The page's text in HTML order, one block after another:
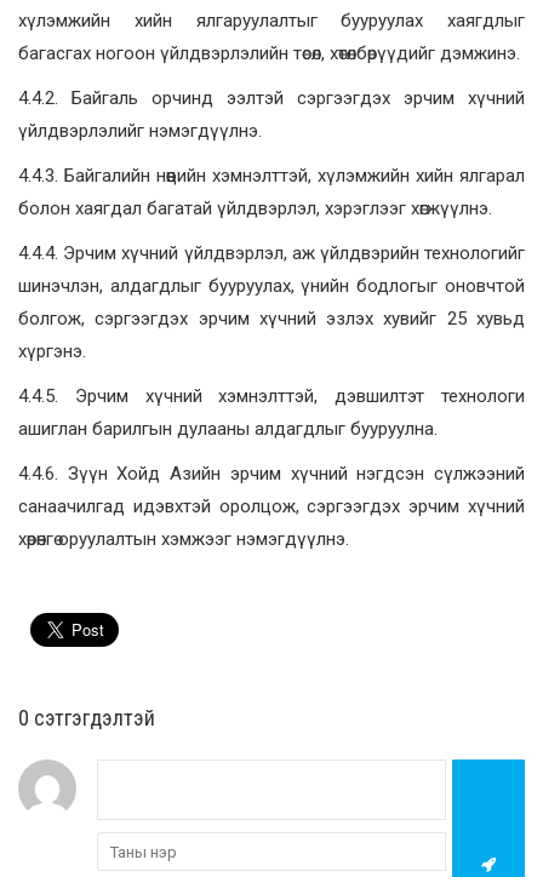
хүлэмжийн хийн ялгаруулалтыг бууруулах хаягдлыг
багасгах ногоон үйлдвэрлэлийн төсөл, хөтөлбөрүүдийг дэмжинэ.
4.4.2. Байгаль орчинд ээлтэй сэргээгдэх эрчим хүчний
үйлдвэрлэлийг нэмэгдүүлнэ.
4.4.3. Байгалийн нөөцийн хэмнэлттэй, хүлэмжийн хийн ялгарал
болон хаягдал багатай үйлдвэрлэл, хэрэглээг хөгжүүлнэ.
4.4.4. Эрчим хүчний үйлдвэрлэл, аж үйлдвэрийн технологийг
шинэчлэн, алдагдлыг бууруулах, үнийн бодлогыг оновчтой
болгож, сэргээгдэх эрчим хүчний эзлэх хувийг 25 хувьд
хүргэнэ.
4.4.5. Эрчим хүчний хэмнэлттэй, дэвшилтэт технологи
ашиглан барилгын дулааны алдагдлыг бууруулна.
4.4.6. Зүүн Хойд Азийн эрчим хүчний нэгдсэн сүлжээний
санаачилгад идэвхтэй оролцож, сэргээгдэх эрчим хүчний
хөрөнгө оруулалтын хэмжээг нэмэгдүүлнэ.
0 cэтгэгдэлтэй